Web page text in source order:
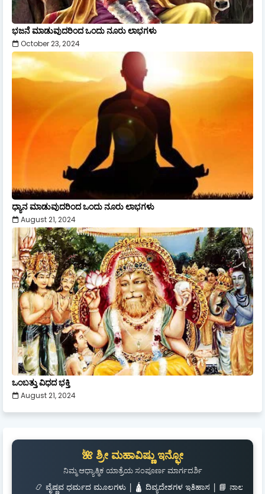
ಭಜನೆ ಮಾಡುವುದರಿಂದ ಒಂದು ನೂರು ಲಾಭಗಳು
October 23, 2024
ಧ್ಯಾನ ಮಾಡುವುದರಿಂದ ಒಂದು ನೂರು ಲಾಭಗಳು
August 21, 2024
ಒಂಬತ್ತು ವಿಧದ ಭಕ್ತಿ
August 21, 2024
🌺 ಶ್ರೀ ಮಹಾವಿಷ್ಣು ಇನ್ಫೋ
ನಿಮ್ಮ ಆಧ್ಯಾತ್ಮಿಕ ಯಾತ್ರೆಯ ಸಂಪೂರ್ಣ ಮಾರ್ಗದರ್ಶಿ
ಧರ್ಮದ ಮೂಲಗಳು | 🛕 ದಿವ್ಯದೇಶಗಳ ಇತಿಹಾಸ | 📘 ನಾಲಾಯಿರ ದಿವ್ಯಪ್ರಬಂಧ | 🎧